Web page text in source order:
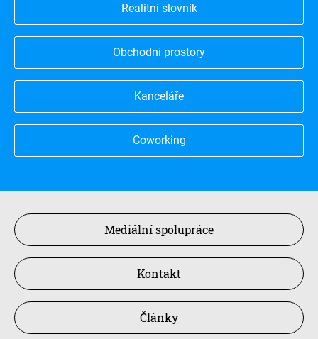
Realitní slovník
Obchodní prostory
Kanceláře
Coworking
Mediální spolupráce
Kontakt
Články